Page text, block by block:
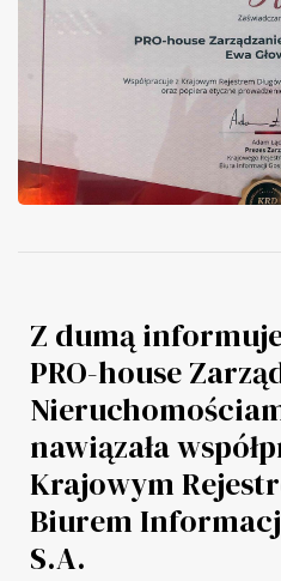
Z dumą
PRO-house
nawiązała
Krajowym
Biurem
S.A.